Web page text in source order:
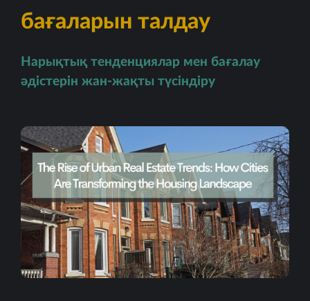
бағаларын талдау
Нарықтық тенденциялар мен бағалау
әдістерін жан-жақты түсіндіру